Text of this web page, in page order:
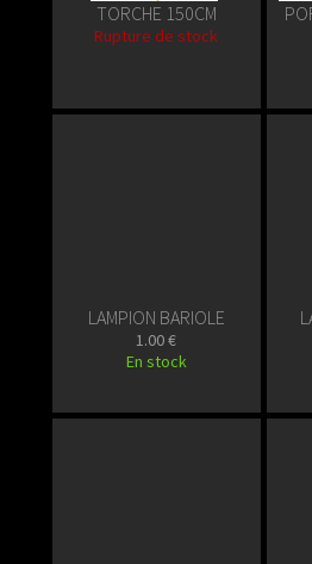
TORCHE 150CM
Rupture de stock
LAMPION BARIOLE
1.00 €
En stock